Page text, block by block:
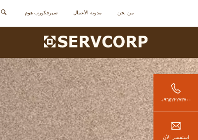
من نحن مدونة الأعمال سيرفكورب هوم
٩٦٥٢٢٢٧٣٧٠٠+
استفسر الأن